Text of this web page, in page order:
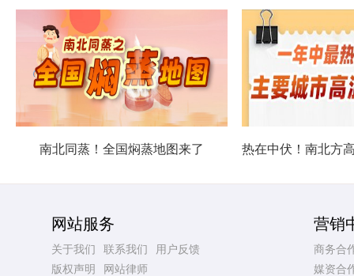
南北同蒸！全国焖蒸地图来了
网站服务
关于我们 联系我们
用户反馈
版权声明
网站律师
营销
商务合
媒资合